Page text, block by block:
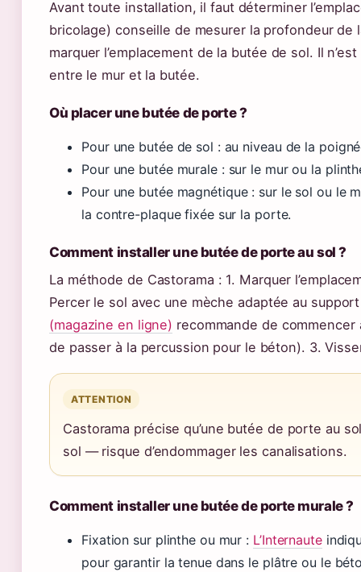
Avant toute installation, il faut déterminer
bricolage) conseille de mesurer la profondeur de
marquer l’emplacement de la butée de sol. Il
entre le mur et la butée.
Où placer une butée de porte ?
Pour une butée de sol : au niveau de la
Pour une butée murale : sur le mur ou la
Pour une butée magnétique : sur le sol ou le
la contre-plaque fixée sur la porte.
Comment installer une butée de porte au sol ?
La méthode de Castorama : 1. Marquer
Percer le sol avec une mèche adaptée au
(magazine en ligne) recommande de
de passer à la percussion pour le béton). 3.
ATTENTION
Castorama précise qu’une butée de porte au
sol — risque d’endommager les canalisations.
Comment installer une butée de porte murale ?
Fixation sur plinthe ou mur : L’Internaute
pour garantir la tenue dans le plâtre ou le